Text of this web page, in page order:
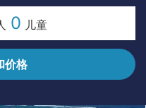
0 儿童
价格